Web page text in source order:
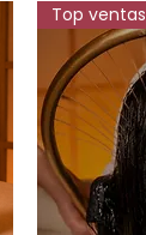
Top ventas